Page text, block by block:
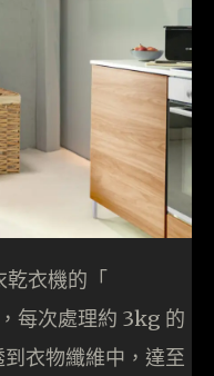
衣機的「
每次處理約 3kg 的
衣物纖維中，達至